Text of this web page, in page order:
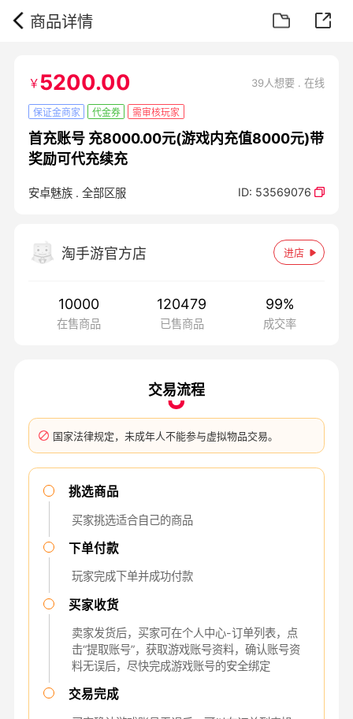
商品详情
￥5200.00 39人想要 . 在线
保证金商家 代金券 需审核玩家
首充账号 充8000.00元(游戏内充值8000元)带
奖励可代充续充
安卓魅族. 全部区服 ID: 53569076
淘手游官方店 进店
10000
在售商品
120479
已售商品
99%
成交率
交易流程
国家法律规定，未成年人不能参与虚拟物品交易。
挑选商品
买家挑选适合自己的商品
下单付款
玩家完成下单并成功付款
买家收货
卖家发货后，买家可在个人中心-订单列表，点
击“提取账号”，获取游戏账号资料，确认账号资
料无误后，尽快完成游戏账号的安全绑定
交易完成